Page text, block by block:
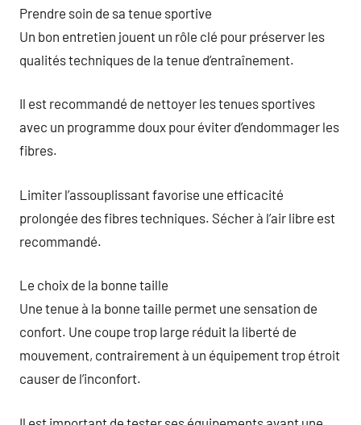
Prendre soin de sa tenue sportive
Un bon entretien jouent un rôle clé pour préserver les
qualités techniques de la tenue d’entraînement.
Il est recommandé de nettoyer les tenues sportives
avec un programme doux pour éviter d’endommager les
fibres.
Limiter l’assouplissant favorise une efficacité
prolongée des fibres techniques. Sécher à l’air libre est
recommandé.
Le choix de la bonne taille
Une tenue à la bonne taille permet une sensation de
confort. Une coupe trop large réduit la liberté de
mouvement, contrairement à un équipement trop étroit
causer de l’inconfort.